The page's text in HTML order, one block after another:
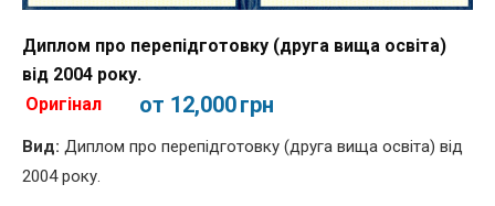
Диплом про перепідготовку (друга вища освіта)
від 2004 року.
Оригінал
от 12,000грн
Вид: Диплом про перепідготовку (друга вища освіта) від
2004 року.